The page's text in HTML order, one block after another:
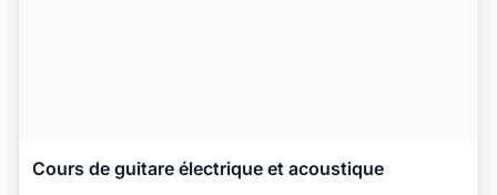
Cours de guitare électrique et acoustique